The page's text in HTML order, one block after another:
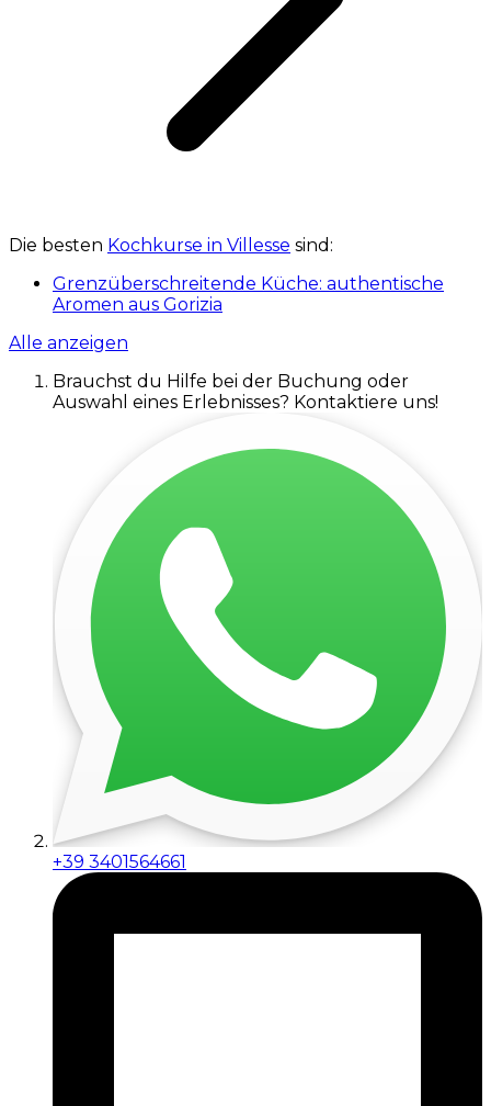
Die besten Kochkurse in Villesse sind:
Grenzüberschreitende Küche: authentische
Aromen aus Gorizia
Alle anzeigen
Brauchst du Hilfe bei der Buchung oder
Auswahl eines Erlebnisses? Kontaktiere uns!
+39 3401564661